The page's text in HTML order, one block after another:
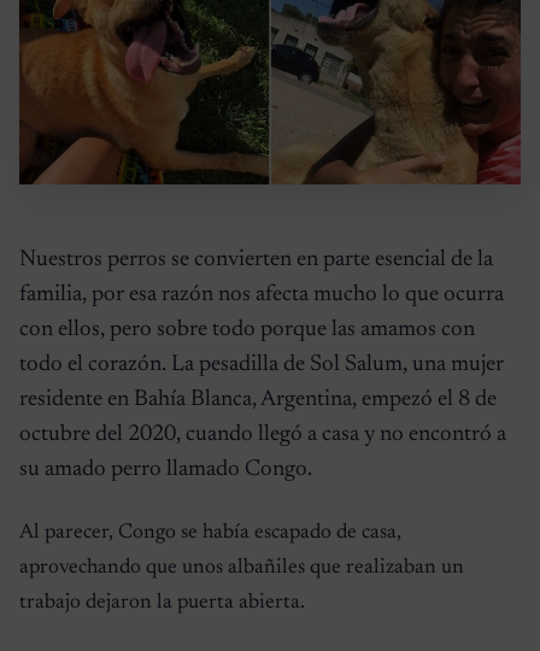
Nuestros perros se convierten en parte esencial de la
familia, por esa razón nos afecta mucho lo que ocurra
con ellos, pero sobre todo porque las amamos con
todo el corazón. La pesadilla de Sol Salum, una mujer
residente en Bahía Blanca, Argentina, empezó el 8 de
octubre del 2020, cuando llegó a casa y no encontró a
su amado perro llamado Congo.
Al parecer, Congo se había escapado de casa,
aprovechando que unos albañiles que realizaban un
trabajo dejaron la puerta abierta.